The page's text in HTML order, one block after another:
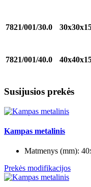
7821/001/30.0
7821/001/40.0
Susijusios prekės
Kampas metalinis
Matmenys (mm):
Prekės modifikacijos